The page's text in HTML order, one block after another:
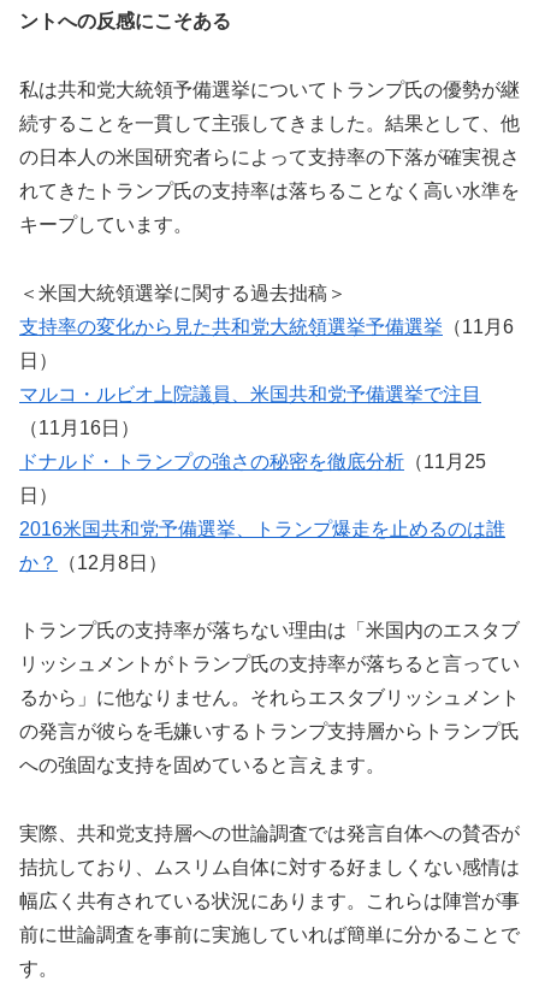
ントへの反感にこそある
私は共和党大統領予備選挙についてトランプ氏の優勢が継
続することを一貫して主張してきました。結果として、他
の日本人の米国研究者らによって支持率の下落が確実視さ
れてきたトランプ氏の支持率は落ちることなく高い水準を
キープしています。
＜米国大統領選挙に関する過去拙稿＞
支持率の変化から見た共和党大統領選挙予備選挙 （11月6
日）
マルコ・ルビオ上院議員、米国共和党予備選挙で注目
（11月16日）
ドナルド・トランプの強さの秘密を徹底分析 （11月25
日）
2016米国共和党予備選挙、トランプ爆走を止めるのは誰
か？
（12月8日）
トランプ氏の支持率が落ちない理由は「米国内のエスタブ
リッシュメントがトランプ氏の支持率が落ちると言ってい
るから」に他なりません。それらエスタブリッシュメント
の発言が彼らを毛嫌いするトランプ支持層からトランプ氏
への強固な支持を固めていると言えます。
実際、共和党支持層への世論調査では発言自体への賛否が
拮抗しており、ムスリム自体に対する好ましくない感情は
幅広く共有されている状況にあります。これらは陣営が事
前に世論調査を事前に実施していれば簡単に分かることで
す。